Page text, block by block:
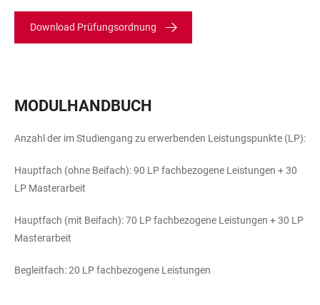
Download Prüfungsordnung
MODULHANDBUCH
Anzahl der im Studiengang zu erwerbenden Leistungspunkte (LP):
Hauptfach (ohne Beifach): 90 LP fachbezogene Leistungen + 30
LP Masterarbeit
Hauptfach (mit Beifach): 70 LP fachbezogene Leistungen + 30 LP
Masterarbeit
Begleitfach: 20 LP fachbezogene Leistungen